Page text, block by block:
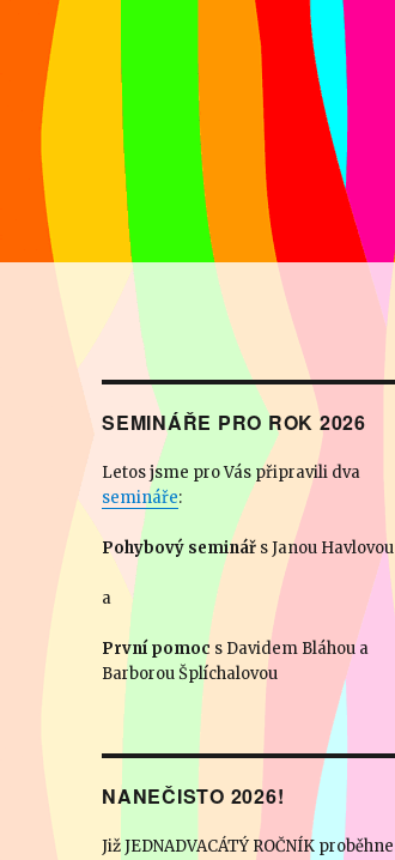
NaNečisto
Divadelní přehlídka NaNečisto
SEMINÁŘE PRO ROK 2026
Letos jsme pro Vás připravili dva
semináře:
Pohybový seminář s Janou Havlovou
a
První pomoc s Davidem Bláhou a
Barborou Šplíchalovou
NANEČISTO 2026!
Již JEDNADVACÁTÝ ROČNÍK proběhne